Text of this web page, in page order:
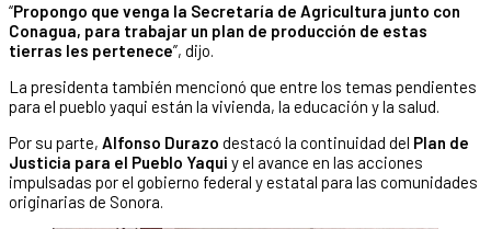
“Propongo que venga la Secretaría de Agricultura junto con
Conagua, para trabajar un plan de producción de estas
tierras les pertenece”, dijo.
La presidenta también mencionó que entre los temas pendientes
para el pueblo yaqui están la vivienda, la educación y la salud.
Por su parte, Alfonso Durazo destacó la continuidad del Plan de
Justicia para el Pueblo Yaqui y el avance en las acciones
impulsadas por el gobierno federal y estatal para las comunidades
originarias de Sonora.